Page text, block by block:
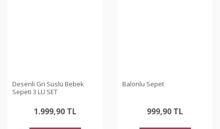
Desenli Gri Süslü Bebek
Sepeti 3 LU SET
1.999,90 TL
Balonlu Sepet
999,90 TL